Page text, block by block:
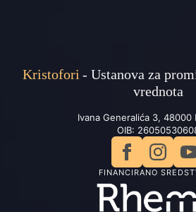
Kristofori - Ustanova za
vrednota
Ivana Generalića 3, 48000
OIB:
FINANCIRANO